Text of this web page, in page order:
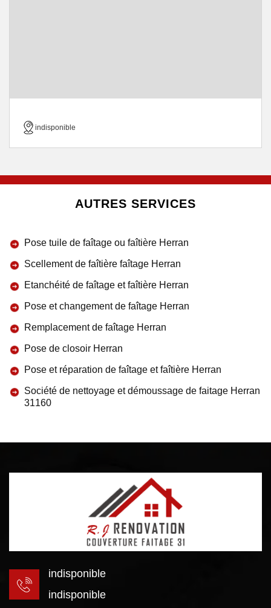
indisponible
AUTRES SERVICES
Pose tuile de faîtage ou faîtière Herran
Scellement de faîtière faîtage Herran
Etanchéité de faîtage et faîtière Herran
Pose et changement de faîtage Herran
Remplacement de faîtage Herran
Pose de closoir Herran
Pose et réparation de faîtage et faîtière Herran
Société de nettoyage et démoussage de faitage Herran
31160
indisponible
indisponible